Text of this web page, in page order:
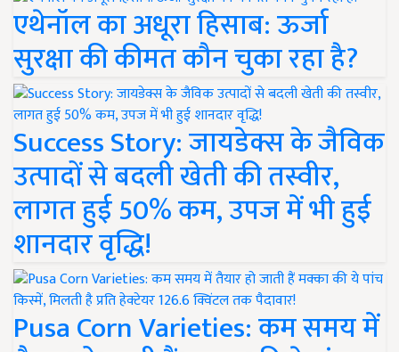
एथेनॉल का अधूरा हिसाब: ऊर्जा
सुरक्षा की कीमत कौन चुका रहा है?
Success Story: जायडेक्स के जैविक
उत्पादों से बदली खेती की तस्वीर,
लागत हुई 50% कम, उपज में भी हुई
शानदार वृद्धि!
Pusa Corn Varieties: कम समय में